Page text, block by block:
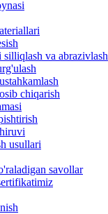
silliqlash va abrazivlash
chiqarish
usullari
savollar